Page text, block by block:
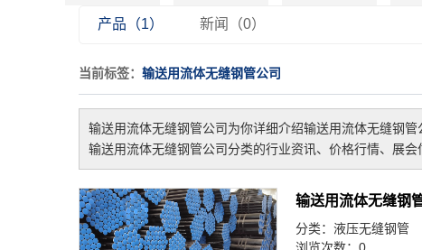
产品（1） 新闻（0）
当前标签： 输送用流体无缝钢管公司
输送用流体无缝钢管公司为你详细介绍输送用流体无缝钢管
输送用流体无缝钢管公司分类的行业资讯、价格行情、展
输送用流体无缝钢
分类： 液压无缝钢管